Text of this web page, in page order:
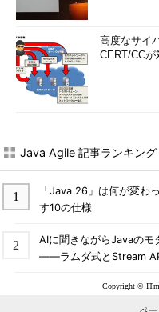
高度なサイ
CERT/CCが
Java Agile 記事ランキング
「Java 26」は何が変
す10の仕様
AIに聞きながらJavaのモ
――ラムダ式とStream
Copyright ©